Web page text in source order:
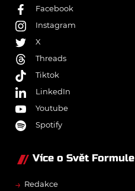
Facebook
Instagram
X
Threads
Tiktok
LinkedIn
Youtube
Spotify
Více o Svět Formule
→ Redakce